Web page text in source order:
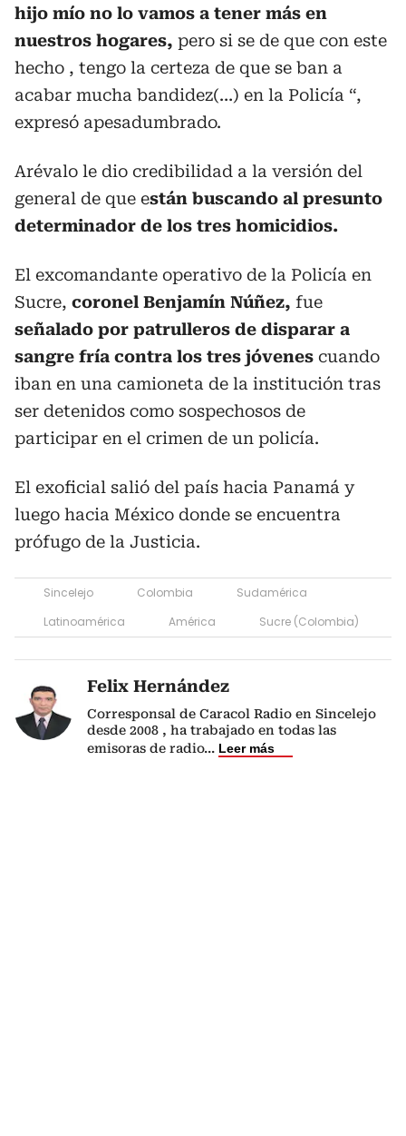
hijo mío no lo vamos a tener más en
nuestros hogares, pero si se de que con este
hecho , tengo la certeza de que se ban a
acabar mucha bandidez(…) en la Policía “,
expresó apesadumbrado.
Arévalo le dio credibilidad a la versión del
general de que están buscando al presunto
determinador de los tres homicidios.
El excomandante operativo de la Policía en
Sucre, coronel Benjamín Núñez, fue
señalado por patrulleros de disparar a
sangre fría contra los tres jóvenes cuando
iban en una camioneta de la institución tras
ser detenidos como sospechosos de
participar en el crimen de un policía.
El exoficial salió del país hacia Panamá y
luego hacia México donde se encuentra
prófugo de la Justicia.
Sincelejo Colombia
Sudamérica
Latinoamérica
América Sucre (Colombia)
Felix Hernández
Corresponsal de Caracol Radio en Sincelejo
desde 2008 , ha trabajado en todas las
emisoras de radio... Leer más